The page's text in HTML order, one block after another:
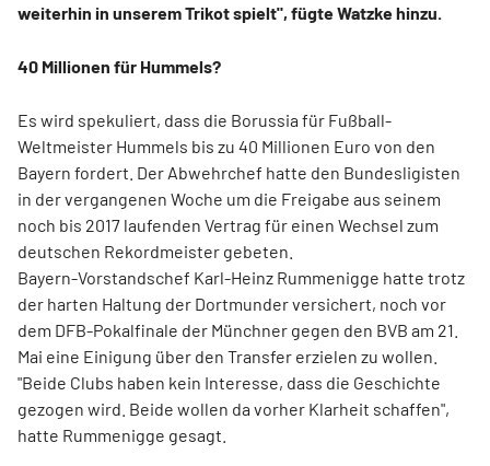
weiterhin in unserem Trikot spielt", fügte Watzke hinzu.
40 Millionen für Hummels?
Es wird spekuliert, dass die Borussia für Fußball-
Weltmeister Hummels bis zu 40 Millionen Euro von den
Bayern fordert. Der Abwehrchef hatte den Bundesligisten
in der vergangenen Woche um die Freigabe aus seinem
noch bis 2017 laufenden Vertrag für einen Wechsel zum
deutschen Rekordmeister gebeten.
Bayern-Vorstandschef Karl-Heinz Rummenigge hatte trotz
der harten Haltung der Dortmunder versichert, noch vor
dem DFB-Pokalfinale der Münchner gegen den BVB am 21.
Mai eine Einigung über den Transfer erzielen zu wollen.
"Beide Clubs haben kein Interesse, dass die Geschichte
gezogen wird. Beide wollen da vorher Klarheit schaffen",
hatte Rummenigge gesagt.